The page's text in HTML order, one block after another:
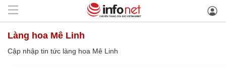
làng hoa Mê Linh
Cập nhập tin tức làng hoa Mê Linh